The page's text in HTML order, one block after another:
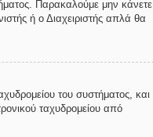
Παρακαλούμε μην κάνετε
ή ο Διαχειριστής απλά θα
του συστήματος, και
ταχυδρομείου από